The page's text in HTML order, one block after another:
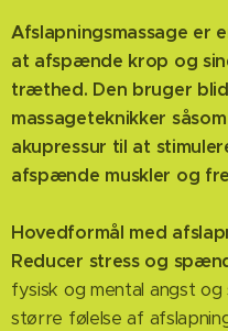
Afslapningsmassage er
at afspænde krop og
træthed. Den bruger
massageteknikker
akupressur til at
afspænde muskler og
Hovedformål med
Reducer stress og
fysisk og mental angst
større følelse af